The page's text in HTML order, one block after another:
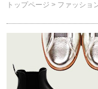
トップページ ファッショ